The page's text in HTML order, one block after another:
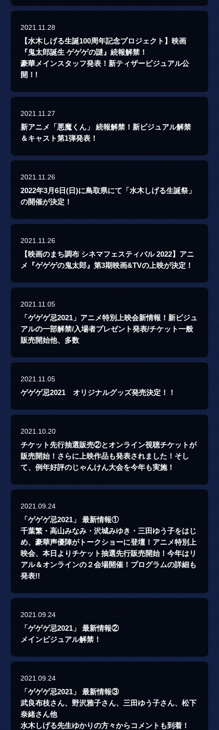
2021.11.28
【水木しげる生誕100周年記念プロジェクト】映画
『鬼太郎誕生 ゲゲゲの謎』続報解禁！
豪華メインスタッフ発表！新ティザービジュアル公
開！!
2021.11.27
新アニメ「悪魔くん」 続報解禁！新ビジュアル解禁
＆キャスト第1弾発表！
2021.11.26
2022年3月6日(日)に鳥取県にて「水木しげる生誕祭」
の開催が決定！
2021.11.26
【映画のまち調布 シネマフェスティバル 2022】アニ
メ『ゲゲゲの鬼太郎』第3期映画&TVの上映が決定！
2021.11.05
「ゲゲゲ忌2021」アニメ特別上映会新情報！新ビジュ
アルの一部解禁/入場者プレゼント発表/チケット一般
販売開始他、多数
2021.11.05
ゲゲゲ忌2021 オリジナルグッズ発売決定！！
2021.10.20
チケット先行抽選販売②とオンライン視聴チケットが
販売開始！さらに上映作品も発表されました！そし
て、例年好評のじゃんけん大会を今年も実施！
2021.09.24
「ゲゲゲ忌2021」 最新情報①
千葉繁・高山みなみ・沢城みゆき・三田ゆう子をはじ
め、豪華声優陣がトークショーに登壇！アニメ特別上
映会、本日よりチケット抽選先行販売開始！今年はリ
アル＆オンラインの２会場開催！プログラムの詳細も
発表!!
2021.09.24
「ゲゲゲ忌2021」 最新情報②
メインビジュアル解禁！
2021.09.24
「ゲゲゲ忌2021」 最新情報③
武良布枝さん、野沢雅子さん、三田ゆう子さん、松下
奈緒さん他
水木しげる先生ゆかりの方々からコメントも到着！